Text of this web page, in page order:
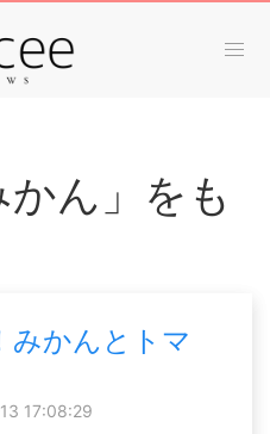
かん」をも
みかんとトマ
17:08:29